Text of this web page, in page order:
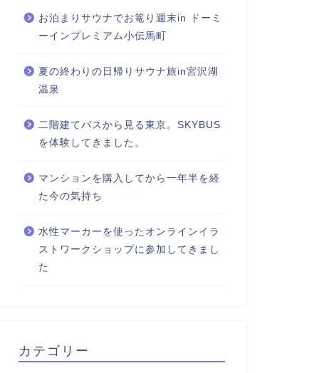
お泊まりサウナでお篭り週末in ドーミ
ーインプレミアム小伝馬町
夏の終わりの日帰りサウナ旅in宮沢湖
温泉
二階建てバスから見る東京。SKYBUS
を体験してきました。
マンションを購入してから一年半を経
た今の気持ち
水性マーカーを使ったオンラインイラ
ストワークショップに参加してきまし
た
カテゴリー